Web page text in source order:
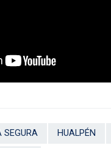
SEGURA HUALPÉN